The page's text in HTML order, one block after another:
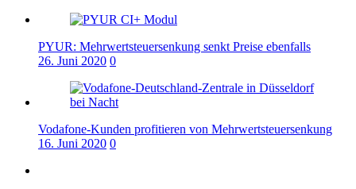
PYUR: Mehrwertsteuersenkung senkt Preise ebenfalls
26. Juni 2020 0
Vodafone-Kunden profitieren von Mehrwertsteuersenkung
16. Juni 2020 0